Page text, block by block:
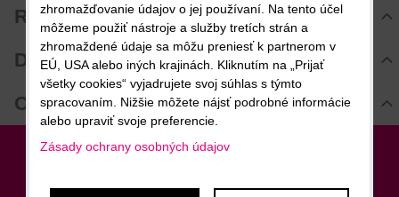
Recenzie
Hodnotenie produktu
Diskusia
Komentáre k produktu
Zatiaľ nie sú žiadne komentáre! Buďte prvý!
Nový komentár
Otázka k produktu
zhromažďovanie údajov o jej používaní. Na tento účel
môžeme použiť nástroje a služby tretích strán a
zhromaždené údaje sa môžu preniesť k partnerom v
EÚ, USA alebo iných krajinách. Kliknutím na „Prijať
všetky cookies“ vyjadrujete svoj súhlas s týmto
spracovaním. Nižšie môžete nájsť podrobné informácie
alebo upraviť svoje preferencie.
Zásady ochrany osobných údajov